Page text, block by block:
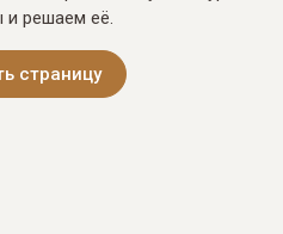
и решаем её.
страницу